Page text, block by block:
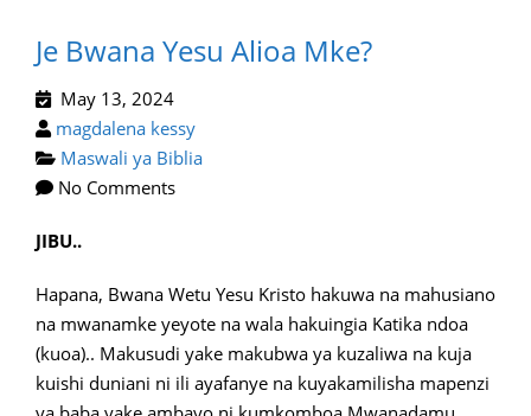
Je Bwana Yesu Alioa Mke?
May 13, 2024
magdalena kessy
Maswali ya Biblia
No Comments
JIBU..
Hapana, Bwana Wetu Yesu Kristo hakuwa na mahusiano
na mwanamke yeyote na wala hakuingia Katika ndoa
(kuoa).. Makusudi yake makubwa ya kuzaliwa na kuja
kuishi duniani ni ili ayafanye na kuyakamilisha mapenzi